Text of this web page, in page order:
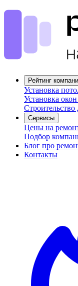
Рейтинг
Установка
Установка окон
Строительство
Сервисы
Цены на
Подбор
Блог про
Контакты